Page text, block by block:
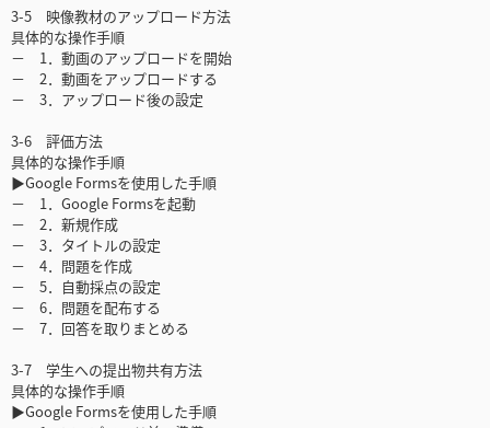
3-5 映像教材のアップロード方法
具体的な操作手順
－ 1．動画のアップロードを開始
－ 2．動画をアップロードする
－ 3．アップロード後の設定
3-6 評価方法
具体的な操作手順
▶Google Formsを使用した手順
－ 1．Google Formsを起動
－ 2．新規作成
－ 3．タイトルの設定
－ 4．問題を作成
－ 5．自動採点の設定
－ 6．問題を配布する
－ 7．回答を取りまとめる
3-7 学生への提出物共有方法
具体的な操作手順
▶Google Formsを使用した手順